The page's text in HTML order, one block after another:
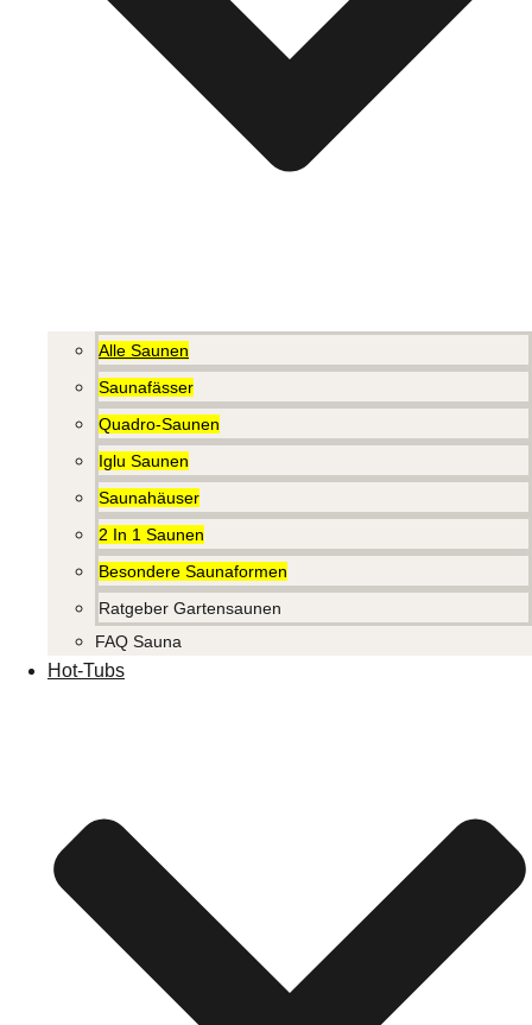
Alle Saunen
Saunafässer
Quadro-Saunen
Iglu Saunen
Saunahäuser
2 In 1 Saunen
Besondere Saunaformen
Ratgeber Gartensaunen
FAQ Sauna
Hot-Tubs